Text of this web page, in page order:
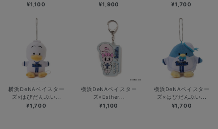
¥1,100 ¥1,900 ¥1,700
横浜DeNAベイスター
ズ×はぴだんぶい...
¥1,700
横浜DeNAベイスター
ズ×Esther...
¥1,100
横浜DeNAベイスター
ズ×はぴだんぶい...
¥1,700